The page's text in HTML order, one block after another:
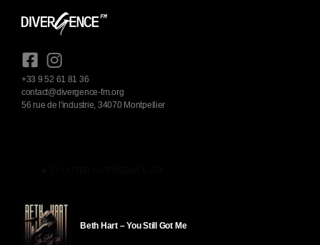
+33 9 52 61 81 36
contact@divergence-fm.org
56 rue de l'industrie, 34070 Montpellier
Beth Hart – You Still Got Me